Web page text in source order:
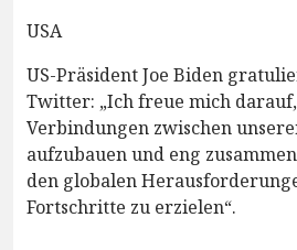
USA
US-Präsident Joe Biden
Twitter: „Ich freue mich
Verbindungen zwischen
aufzubauen und eng
den globalen
Fortschritte zu erzielen“.